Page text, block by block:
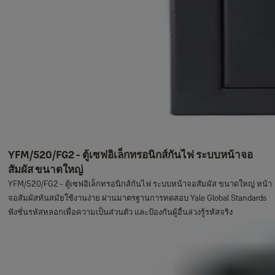
YFM/520/FG2 - ตู้เซฟอิเล็กทรอนิกส์กันไฟ ระบบหน้าจอ
สัมผัส ขนาดใหญ่
YFM/520/FG2 - ตู้เซฟอิเล็กทรอนิกส์กันไฟ ระบบหน้าจอสัมผัส ขนาดใหญ่ หน้า
จอสัมผัสทันสมัยใช้งานง่าย ผ่านมาตรฐานการทดสอบ Yale Global Standards
ฟังชั่นรหัสหลอกเพื่อความเป็นส่วนตัว และป้องกันผู้อื่นล่วงรู้รหัสจริง